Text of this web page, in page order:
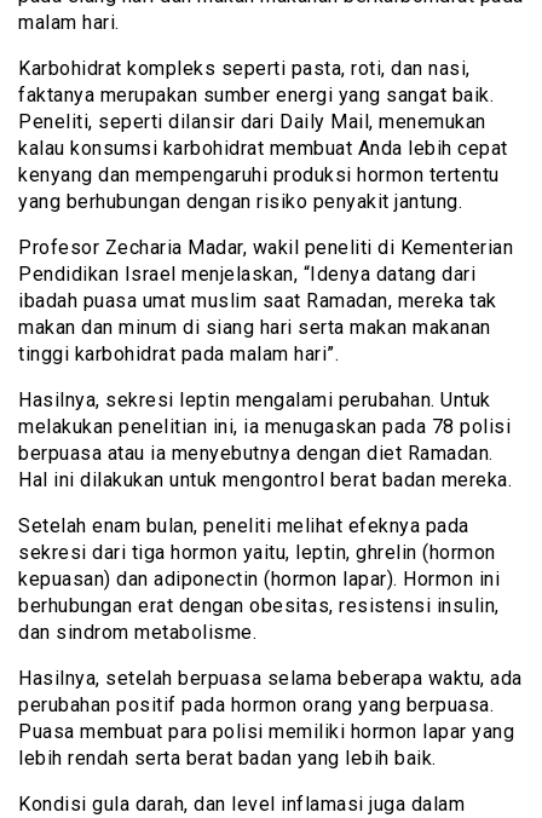
malam hari.
Karbohidrat kompleks seperti pasta, roti, dan nasi,
faktanya merupakan sumber energi yang sangat baik.
Peneliti, seperti dilansir dari Daily Mail, menemukan
kalau konsumsi karbohidrat membuat Anda lebih cepat
kenyang dan mempengaruhi produksi hormon tertentu
yang berhubungan dengan risiko penyakit jantung.
Profesor Zecharia Madar, wakil peneliti di Kementerian
Pendidikan Israel menjelaskan, “Idenya datang dari
ibadah puasa umat muslim saat Ramadan, mereka tak
makan dan minum di siang hari serta makan makanan
tinggi karbohidrat pada malam hari”.
Hasilnya, sekresi leptin mengalami perubahan. Untuk
melakukan penelitian ini, ia menugaskan pada 78 polisi
berpuasa atau ia menyebutnya dengan diet Ramadan.
Hal ini dilakukan untuk mengontrol berat badan mereka.
Setelah enam bulan, peneliti melihat efeknya pada
sekresi dari tiga hormon yaitu, leptin, ghrelin (hormon
kepuasan) dan adiponectin (hormon lapar). Hormon ini
berhubungan erat dengan obesitas, resistensi insulin,
dan sindrom metabolisme.
Hasilnya, setelah berpuasa selama beberapa waktu, ada
perubahan positif pada hormon orang yang berpuasa.
Puasa membuat para polisi memiliki hormon lapar yang
lebih rendah serta berat badan yang lebih baik.
Kondisi gula darah, dan level inflamasi juga dalam